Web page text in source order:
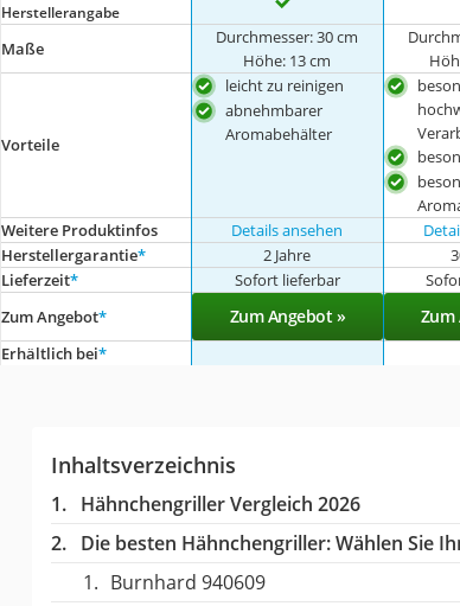
Herstellerangabe
Maße
Durchmesser: 30 cm
Höhe: 13 cm
Vorteile
leicht zu reinigen
abnehmbarer
Aromabehälter
Weitere Produktinfos Details ansehen
Herstellergarantie* 2 Jahre
Lieferzeit* Sofort lieferbar
Zum Angebot* Zum Angebot » Zum
Erhältlich bei*
Inhaltsverzeichnis
Hähnchengriller Vergleich 2026
Die besten Hähnchengriller:Wählen Sie
Burnhard 940609